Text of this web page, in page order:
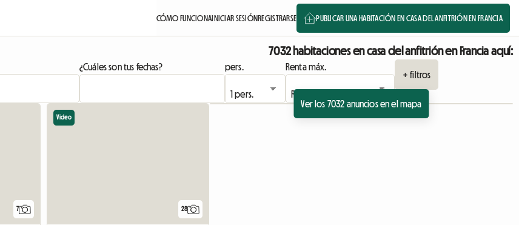
CÓMO FUNCIONAINICIAR SESIÓNREGISTRARSE PUBLICAR UNA HABITACIÓN EN CASA DEL ANFITRIÓN EN FRANCIA
7032 habitaciones en casa del anfitrión en Francia aquí:
¿Cuáles son tus fechas? pers.
Renta máx.
+ filtros
Ver los 7032 anuncios en el mapa
7 28
Video